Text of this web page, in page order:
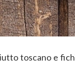
toscano e